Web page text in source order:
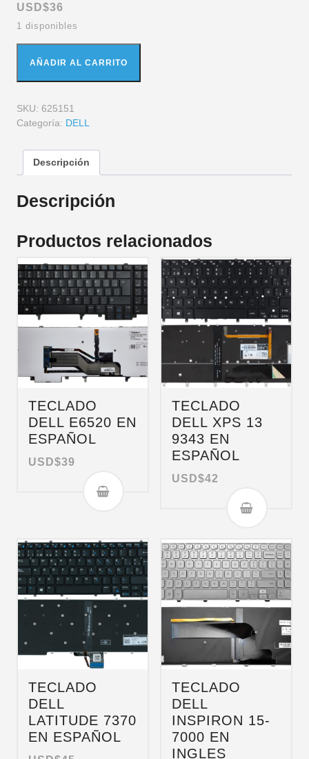
USD$36
1 disponibles
AÑADIR AL CARRITO
SKU: 625151
Categoría: DELL
Descripción
Descripción
Productos relacionados
TECLADO
DELL E6520 EN
ESPAÑOL
USD$39
TECLADO
DELL XPS 13
9343 EN
ESPAÑOL
USD$42
TECLADO
DELL
LATITUDE 7370
EN ESPAÑOL
TECLADO
DELL
INSPIRON 15-
7000 EN
INGLES